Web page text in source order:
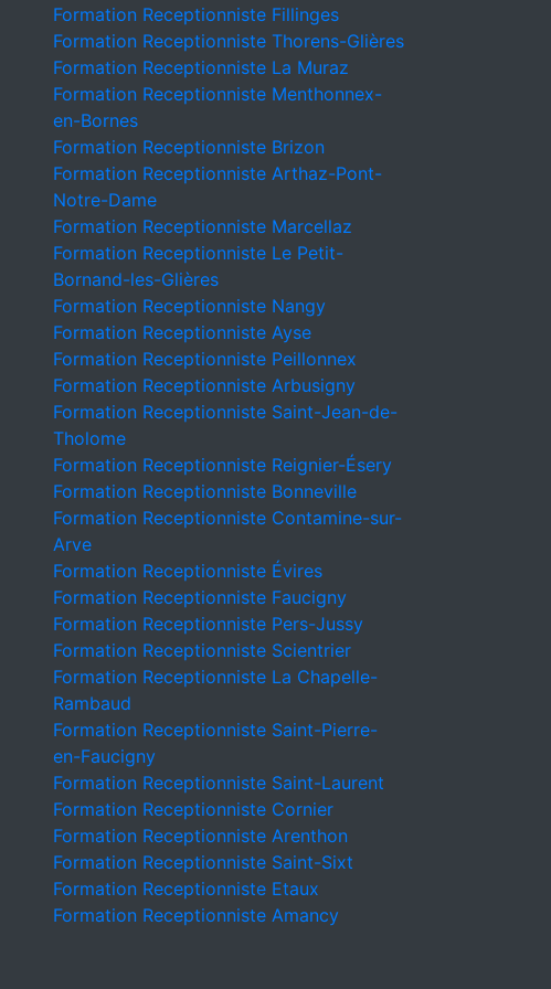
Formation Receptionniste Fillinges
Formation Receptionniste Thorens-Glières
Formation Receptionniste La Muraz
Formation Receptionniste Menthonnex-
en-Bornes
Formation Receptionniste Brizon
Formation Receptionniste Arthaz-Pont-
Notre-Dame
Formation Receptionniste Marcellaz
Formation Receptionniste Le Petit-
Bornand-les-Glières
Formation Receptionniste Nangy
Formation Receptionniste Ayse
Formation Receptionniste Peillonnex
Formation Receptionniste Arbusigny
Formation Receptionniste Saint-Jean-de-
Tholome
Formation Receptionniste Reignier-Ésery
Formation Receptionniste Bonneville
Formation Receptionniste Contamine-sur-
Arve
Formation Receptionniste Évires
Formation Receptionniste Faucigny
Formation Receptionniste Pers-Jussy
Formation Receptionniste Scientrier
Formation Receptionniste La Chapelle-
Rambaud
Formation Receptionniste Saint-Pierre-
en-Faucigny
Formation Receptionniste Saint-Laurent
Formation Receptionniste Cornier
Formation Receptionniste Arenthon
Formation Receptionniste Saint-Sixt
Formation Receptionniste Etaux
Formation Receptionniste Amancy